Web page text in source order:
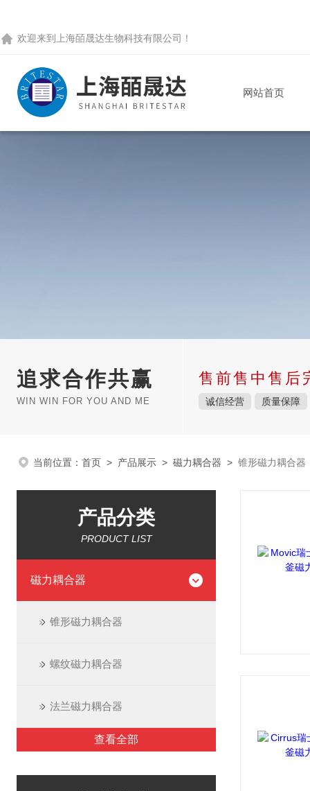
欢迎来到 上海皕晟达生物科技有限公司 ！
网站首页
追求合作共赢
WIN WIN FOR YOU AND ME
售前售中售后
诚信经营 质量保障
当前位置： 首页 > 产品展示 > 磁力耦合器 > 锥形磁力耦合器
产品分类
PRODUCT LIST
磁力耦合器
锥形磁力耦合器
螺纹磁力耦合器
法兰磁力耦合器
查看全部